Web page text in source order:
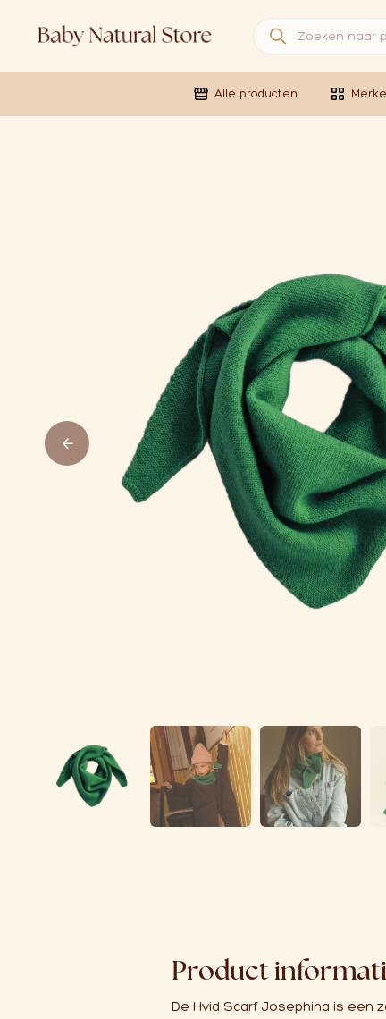
Alle producten
Product
De Hvid Scarf Josephina is een